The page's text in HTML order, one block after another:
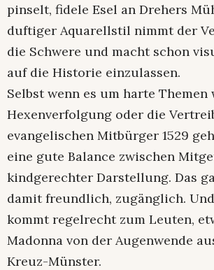
pinselt, fidele Esel an Drehers
duftiger Aquarellstil nimmt der
die Schwere und macht schon
auf die Historie einzulassen.
Selbst wenn es um harte Themen
Hexenverfolgung oder die
evangelischen Mitbürger 1529
eine gute Balance zwischen
kindgerechter Darstellung. Das
damit freundlich, zugänglich.
kommt regelrecht zum Leuten,
Madonna von der Augenwende
Kreuz-Münster.